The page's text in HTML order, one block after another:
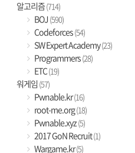
알고리즘(714)
BOJ (590)
Codeforces(54)
SW Expert Academy(23)
Programmers(28)
ETC(19)
워게임(57)
Pwnable.kr(16)
root-me.org(18)
Pwnable.xyz(5)
2017 GoN Recruit(1)
Wargame.kr(5)